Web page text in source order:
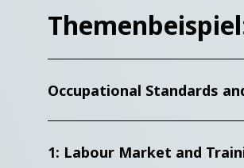
Occupational Standards
1: Labour Market and